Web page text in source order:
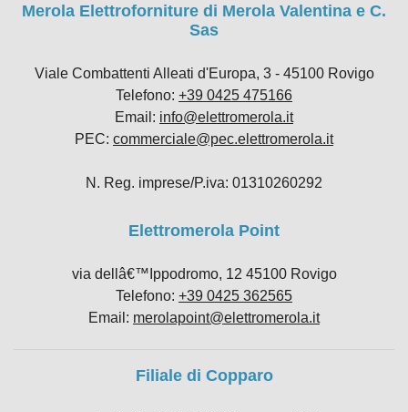
Merola Elettroforniture di Merola Valentina e C.
Sas
Viale Combattenti Alleati d'Europa, 3 - 45100 Rovigo
Telefono: +39 0425 475166
Email: info@elettromerola.it
PEC: commerciale@pec.elettromerola.it
N. Reg. imprese/P.iva: 01310260292
Elettromerola Point
via dellâ€™Ippodromo, 12 45100 Rovigo
Telefono: +39 0425 362565
Email: merolapoint@elettromerola.it
Filiale di Copparo